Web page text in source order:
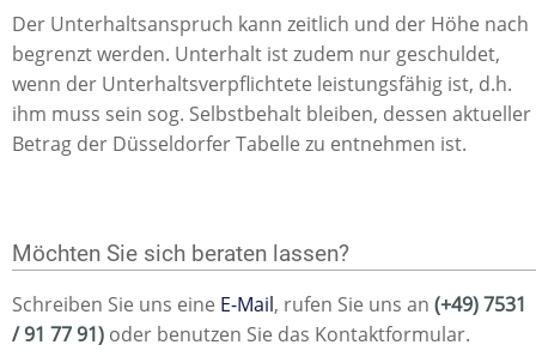
Der Unterhaltsanspruch kann zeitlich und der Höhe nach
begrenzt werden. Unterhalt ist zudem nur geschuldet,
wenn der Unterhaltsverpflichtete leistungsfähig ist, d.h.
ihm muss sein sog. Selbstbehalt bleiben, dessen aktueller
Betrag der Düsseldorfer Tabelle zu entnehmen ist.
Möchten Sie sich beraten lassen?
Schreiben Sie uns eine E-Mail, rufen Sie uns an (+49) 7531
/ 91 77 91) oder benutzen Sie das Kontaktformular.